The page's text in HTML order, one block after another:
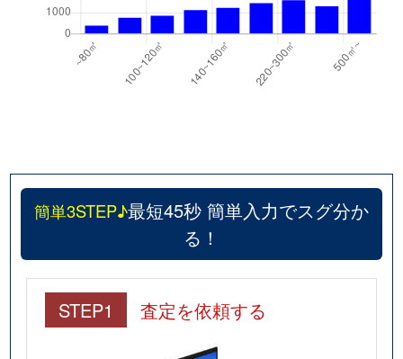
簡単3STEP♪最短45秒 簡単入力でスグ分か
る！
STEP1 査定を依頼する